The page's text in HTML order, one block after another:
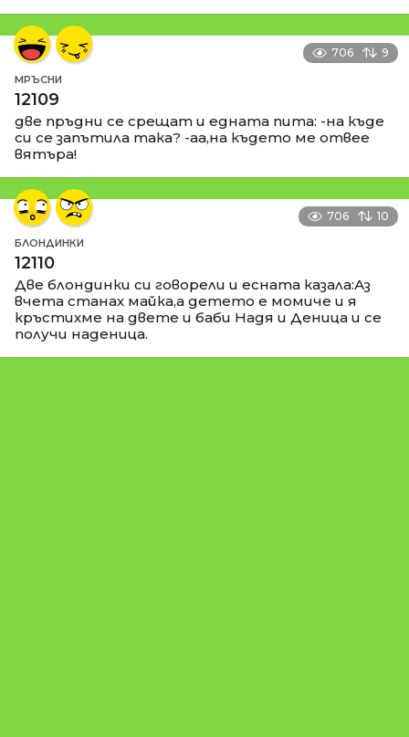
706 9
МРЪСНИ
12109
две пръдни се срещат и едната пита: -на къде
си се запътила така? -аа,на където ме отвее
вятъра!
706 10
БЛОНДИНКИ
12110
Две блондинки си говорели и есната казала:Аз
вчета станах майка,а детето е момиче и я
кръстихме на двете и баби Надя и Деница и се
получи наденица.